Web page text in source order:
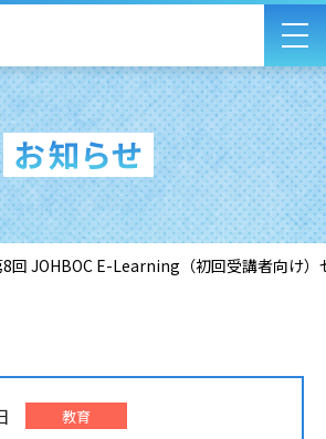
回 JOHBOC E-Learning（初回受講者向け
教育